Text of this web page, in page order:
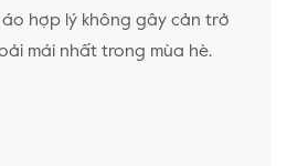
hợp lý không gây cản trở
mái nhất trong mùa hè.